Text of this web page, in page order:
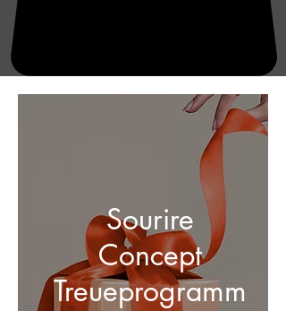
Sourire
Concept
Treueprogramm